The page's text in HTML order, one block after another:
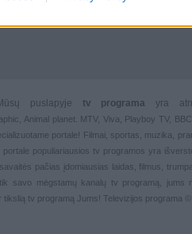
puslapyje tv programa
yra
Animal planet. MTV, Viva, Playboy TV,
portale! Filmai, sportas muzika
populiariausios tv programos yra
pačias įdomiausias laidas, filmus,
savo mėgstamų kanalų
tv programą, jums
tikslią tv programą Jums! Televizijos programa